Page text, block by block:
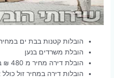
הובלות קטנות בבת ים במחיר
הובלת משרדים בנען
הובלת דירה מחיר מ 480 ₪ בנען
הובלות דירה במחיר זול כולל